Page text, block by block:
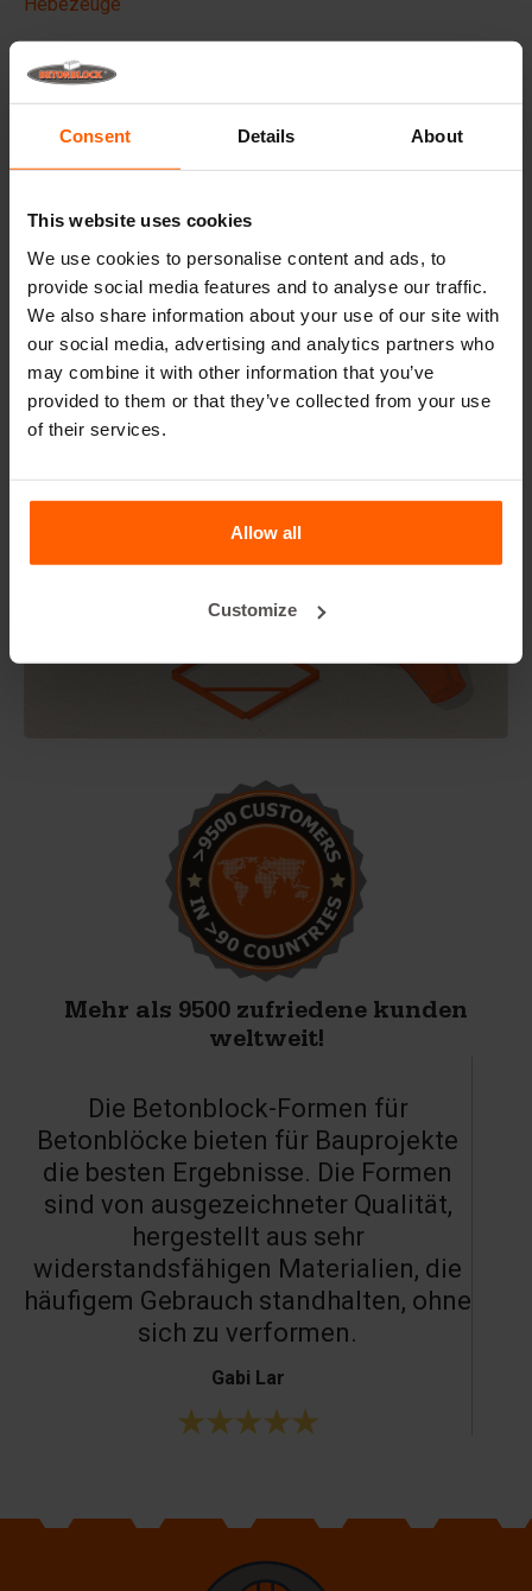
Consent Details About
This website uses cookies
We use cookies to personalise content and ads, to
provide social media features and to analyse our traffic.
We also share information about your use of our site with
our social media, advertising and analytics partners who
may combine it with other information that you’ve
provided to them or that they’ve collected from your use
of their services.
Allow all
Customize
Häufig gestellte Fragen
Details
erzeugt es ein phänomenales Aussehen und damit einen
höheren Mehrwert für Ihre Blöcke.
Hergestellt aus hochwertigem ABS-Kunststoff, können
diese Einsätze mehrfach verwendet werden. Legen Sie
den Einsatz in Ihre Stahlbetonblockform vor dem Gießen
und verleihen Sie Ihrem Betonblock das gewünschte
Aussehen.
Mehr als 9500 zufriedene kunden
weltweit!
Die Betonblock-Formen für
Betonblöcke bieten für Bauprojekte
die besten Ergebnisse. Die Formen
sind von ausgezeichneter Qualität,
hergestellt aus sehr
widerstandsfähigen Materialien, die
häufigem Gebrauch standhalten, ohne
sich zu verformen.
Gabi Lar